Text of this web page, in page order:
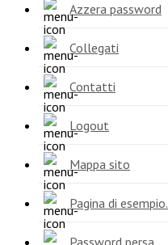
Azzera password
Collegati
Contatti
Logout
Mappa sito
Pagina di esempio.
Password persa